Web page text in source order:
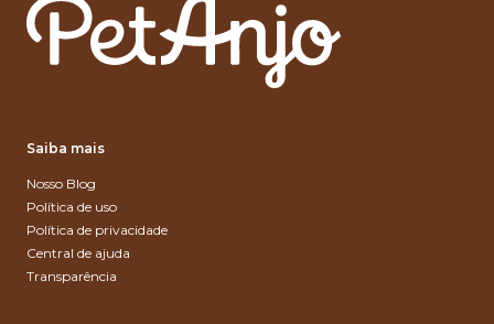
Saiba mais
Nosso Blog
Política de uso
Política de privacidade
Central de ajuda
Transparência